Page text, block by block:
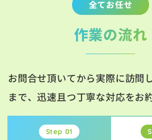
全てお任せ
作業の流れ
お問合せ頂いてから実際に訪問
まで、迅速且つ丁寧な対応をお
Step 01